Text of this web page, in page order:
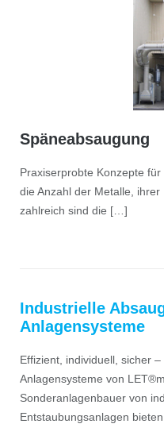
Späneabsaugung
Praxiserprobte Konzepte
die Anzahl der Metalle,
zahlreich sind die […]
Industrielle
Anlagensysteme
Effizient, individuell, sicher
Anlagensysteme von
Sonderanlagenbauer von
Entstaubungsanlagen